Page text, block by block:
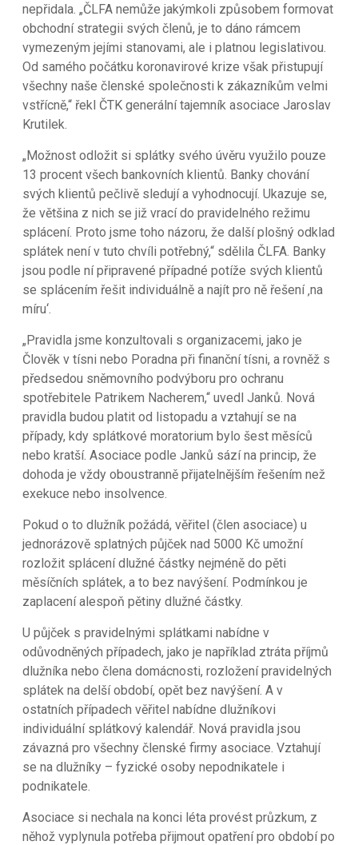
nepřidala. „ČLFA nemůže jakýmkoli způsobem formovat
obchodní strategii svých členů, je to dáno rámcem
vymezeným jejími stanovami, ale i platnou legislativou.
Od samého počátku koronavirové krize však přistupují
všechny naše členské společnosti k zákazníkům velmi
vstřícně,“ řekl ČTK generální tajemník asociace Jaroslav
Krutilek.
„Možnost odložit si splátky svého úvěru využilo pouze
13 procent všech bankovních klientů. Banky chování
svých klientů pečlivě sledují a vyhodnocují. Ukazuje se,
že většina z nich se již vrací do pravidelného režimu
splácení. Proto jsme toho názoru, že další plošný odklad
splátek není v tuto chvíli potřebný,“ sdělila ČLFA. Banky
jsou podle ní připravené případné potíže svých klientů
se splácením řešit individuálně a najít pro ně řešení ‚na
míru‘.
„Pravidla jsme konzultovali s organizacemi, jako je
Člověk v tísni nebo Poradna při finanční tísni, a rovněž s
předsedou sněmovního podvýboru pro ochranu
spotřebitele Patrikem Nacherem,“ uvedl Janků. Nová
pravidla budou platit od listopadu a vztahují se na
případy, kdy splátkové moratorium bylo šest měsíců
nebo kratší. Asociace podle Janků sází na princip, že
dohoda je vždy oboustranně přijatelnějším řešením než
exekuce nebo insolvence.
Pokud o to dlužník požádá, věřitel (člen asociace) u
jednorázově splatných půjček nad 5000 Kč umožní
rozložit splácení dlužné částky nejméně do pěti
měsíčních splátek, a to bez navýšení. Podmínkou je
zaplacení alespoň pětiny dlužné částky.
U půjček s pravidelnými splátkami nabídne v
odůvodněných případech, jako je například ztráta příjmů
dlužníka nebo člena domácnosti, rozložení pravidelných
splátek na delší období, opět bez navýšení. A v
ostatních případech věřitel nabídne dlužníkovi
individuální splátkový kalendář. Nová pravidla jsou
závazná pro všechny členské firmy asociace. Vztahují
se na dlužníky – fyzické osoby nepodnikatele i
podnikatele.
Asociace si nechala na konci léta provést průzkum, z
něhož vyplynula potřeba přijmout opatření pro období po